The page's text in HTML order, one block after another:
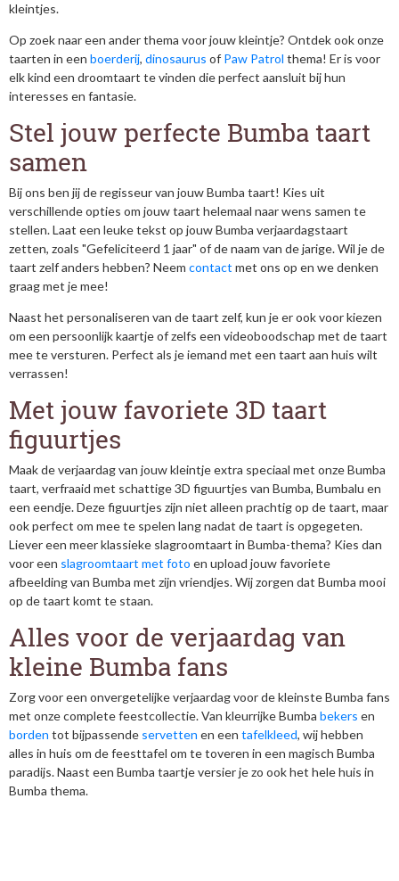
kleintjes.
Op zoek naar een ander thema voor jouw kleintje? Ontdek ook onze
taarten in een boerderij, dinosaurus of Paw Patrol thema! Er is voor
elk kind een droomtaart te vinden die perfect aansluit bij hun
interesses en fantasie.
Stel jouw perfecte Bumba taart
samen
Bij ons ben jij de regisseur van jouw Bumba taart! Kies uit
verschillende opties om jouw taart helemaal naar wens samen te
stellen. Laat een leuke tekst op jouw Bumba verjaardagstaart
zetten, zoals "Gefeliciteerd 1 jaar" of de naam van de jarige. Wil je de
taart zelf anders hebben? Neem contact met ons op en we denken
graag met je mee!
Naast het personaliseren van de taart zelf, kun je er ook voor kiezen
om een persoonlijk kaartje of zelfs een videoboodschap met de taart
mee te versturen. Perfect als je iemand met een taart aan huis wilt
verrassen!
Met jouw favoriete 3D taart
figuurtjes
Maak de verjaardag van jouw kleintje extra speciaal met onze Bumba
taart, verfraaid met schattige 3D figuurtjes van Bumba, Bumbalu en
een eendje. Deze figuurtjes zijn niet alleen prachtig op de taart, maar
ook perfect om mee te spelen lang nadat de taart is opgegeten.
Liever een meer klassieke slagroomtaart in Bumba-thema? Kies dan
voor een slagroomtaart met foto en upload jouw favoriete
afbeelding van Bumba met zijn vriendjes. Wij zorgen dat Bumba mooi
op de taart komt te staan.
Alles voor de verjaardag van
kleine Bumba fans
Zorg voor een onvergetelijke verjaardag voor de kleinste Bumba fans
met onze complete feestcollectie. Van kleurrijke Bumba bekers en
borden tot bijpassende servetten en een tafelkleed, wij hebben
alles in huis om de feesttafel om te toveren in een magisch Bumba
paradijs. Naast een Bumba taartje versier je zo ook het hele huis in
Bumba thema.